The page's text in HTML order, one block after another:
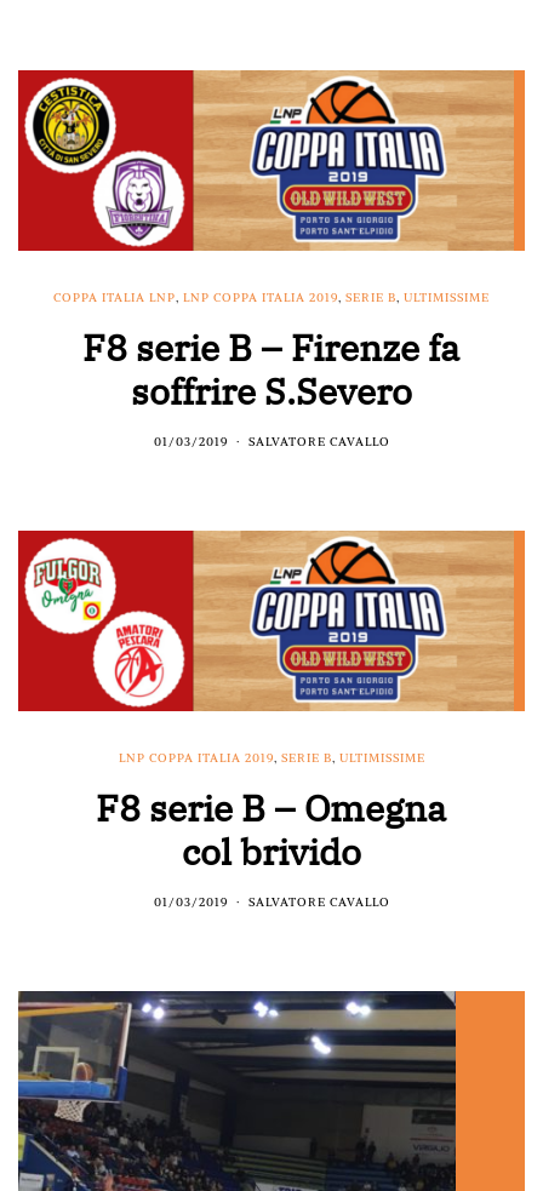
COPPA ITALIA LNP, LNP COPPA ITALIA 2019, SERIE B, ULTIMISSIME
F8 serie B – Firenze fa
soffrire S.Severo
01/03/2019 SALVATORE CAVALLO
LNP COPPA ITALIA 2019, SERIE B, ULTIMISSIME
F8 serie B – Omegna
col brivido
01/03/2019 SALVATORE CAVALLO